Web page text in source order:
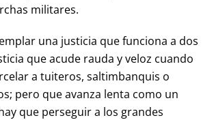
militares.
una justicia que funciona a dos
que acude rauda y veloz cuando
a tuiteros, saltimbanquis o
pero que avanza lenta como un
que perseguir a los grandes